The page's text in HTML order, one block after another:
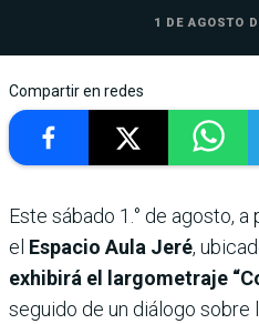
1 DE AGOSTO
Compartir en redes
Este sábado 1.° de agosto,
el Espacio Aula Jeré,
exhibirá el largometraje
seguido de un diálogo sobre